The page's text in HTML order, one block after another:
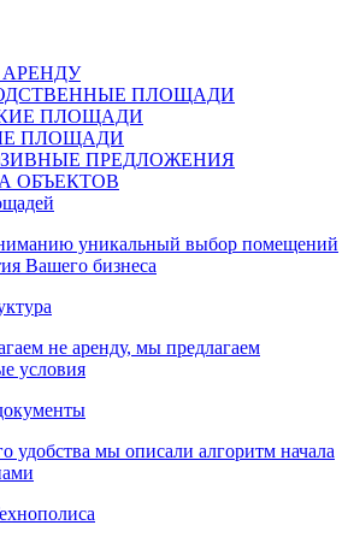
ПЛОЩАДИ
ПЛОЩАДИ
ПЛОЩАДИ
ПРЕДЛОЖЕНИЯ
ОБЪЕКТОВ
уникальный выбор помещений
Вашего бизнеса
не аренду, мы предлагаем
условия
удобства мы описали алгоритм начала